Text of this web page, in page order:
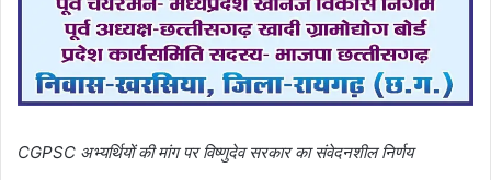
CGPSC अभ्यर्थियों की मांग पर विष्णुदेव सरकार का संवेदनशील निर्णय